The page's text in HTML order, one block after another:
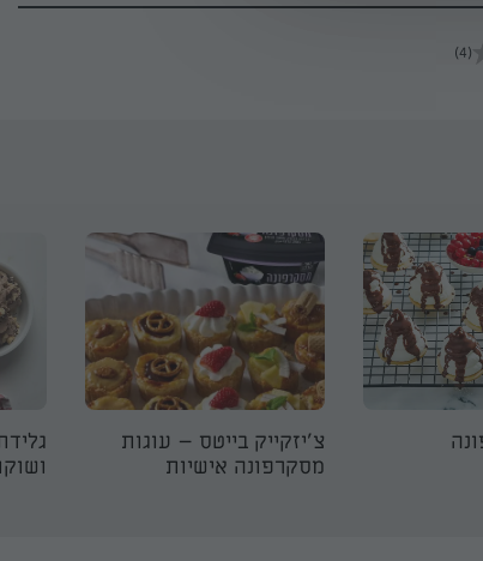
(4)
צ'יזקייק בייטס – עוגות
מסקרפונה אישיות